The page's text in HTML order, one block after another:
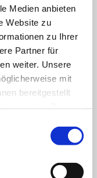
Medien anbieten
Website zu
zu Ihrer
Partner für
weiter. Unsere
mit
bereitgestellt
600inDas
Zahlungsweisen